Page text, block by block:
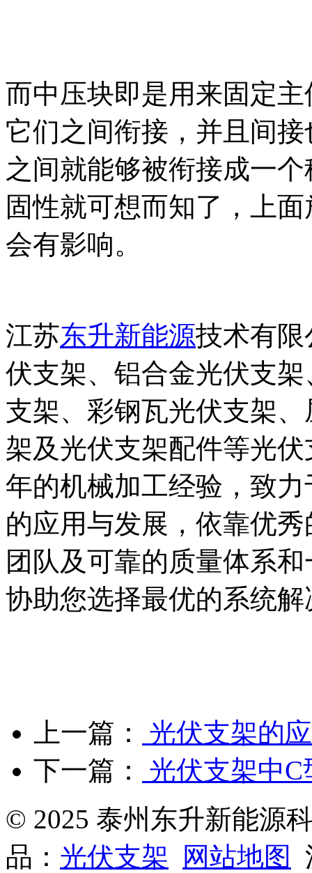
而中压块即是用来固定
它们之间衔接，并且间
之间就能够被衔接成一
固性就可想而知了，上
会有影响。
江苏东升新能源技术有
伏支架、铝合金光伏支
支架、彩钢瓦光伏支架
架及光伏支架配件等光伏
年的机械加工经验，致
的应用与发展，依靠优
团队及可靠的质量体系
协助您选择最优的系统
上一篇：
光伏支架的
下一篇：
光伏支架中
© 2025 泰州东升新能源
品： 光伏支架 网站地图